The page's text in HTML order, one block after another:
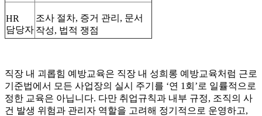
HR
담당자
조사 절차, 증거 관리, 문서
작성, 법적 쟁점
직장 내 괴롭힘 예방교육은 직장 내 성희롱 예방교육처럼 근로
기준법에서 모든 사업장의 실시 주기를 ‘연 1회’로 일률적으로
정한 교육은 아닙니다. 다만 취업규칙과 내부 규정, 조직의 사
건 발생 위험과 관리자 역할을 고려해 정기적으로 운영하고,